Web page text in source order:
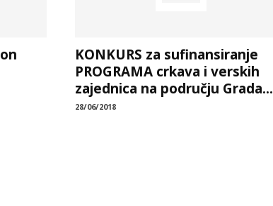
KONKURS za sufinansiranje
PROGRAMA crkava i verskih
zajednica na području Grada...
28/06/2018